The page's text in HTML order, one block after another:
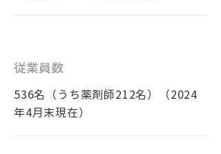
従業員数
536名（うち薬剤師212名）（2024
年4月末現在）